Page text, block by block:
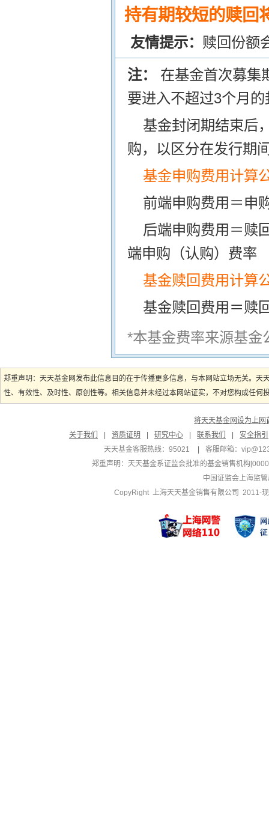
持有期较短的赎回
友情提示： 赎回份额
注： 在基金首次募集
要进入不超过3个月
基金封闭期结束后
购，以区分在发行期
基金申购费用计算
前端申购费用＝申
后端申购费用＝赎
端申购（认购）费率
基金赎回费用计算
基金赎回费用＝赎
*本基金费率来源基金
郑重声明：天天基金网发布此信息目的在于传播更多信息，与本网站立场无关。
性、有效性、及时性、原创性等。相关信息并未经过本网站证实，不对您构成任
将天天基金网设为上网
关于我们
资质证明 研究中心 联系我们
安全指引
天天基金客服热线：95021
客服邮箱：
郑重声明：天天基金系证监会批准的基金销售机构
中国证监会上海监
CopyRight 上海天天基金销售有限公司 2011-